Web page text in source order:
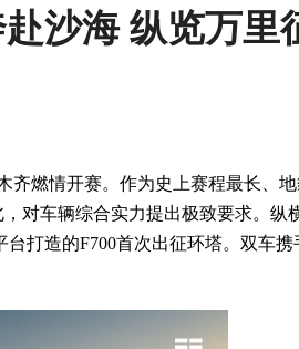
沙海 纵览万里
齐燃情开赛。作为史上赛程最长、
对车辆综合实力提出极致要求。纵
打造的F700首次出征环塔。双车携